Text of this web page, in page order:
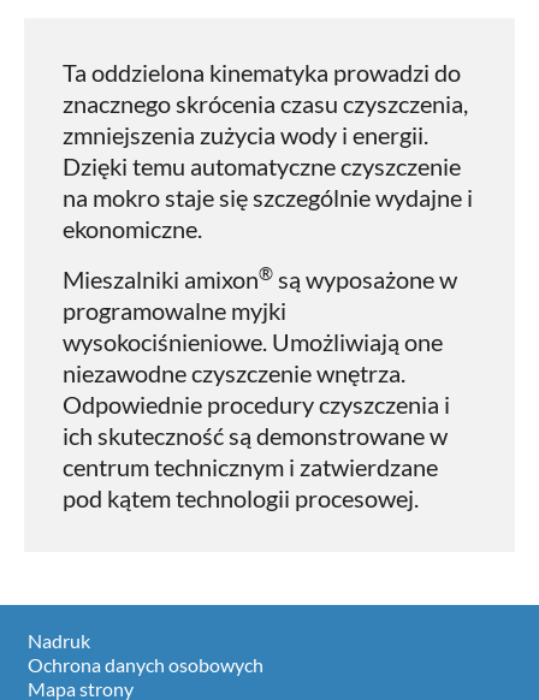
Ta oddzielona kinematyka prowadzi do
znacznego skrócenia czasu czyszczenia,
zmniejszenia zużycia wody i energii.
Dzięki temu automatyczne czyszczenie
na mokro staje się szczególnie wydajne i
ekonomiczne.
Mieszalniki amixon® są wyposażone w
programowalne myjki
wysokociśnieniowe. Umożliwiają one
niezawodne czyszczenie wnętrza.
Odpowiednie procedury czyszczenia i
ich skuteczność są demonstrowane w
centrum technicznym i zatwierdzane
pod kątem technologii procesowej.
Nadruk
Ochrona danych osobowych
Mapa strony